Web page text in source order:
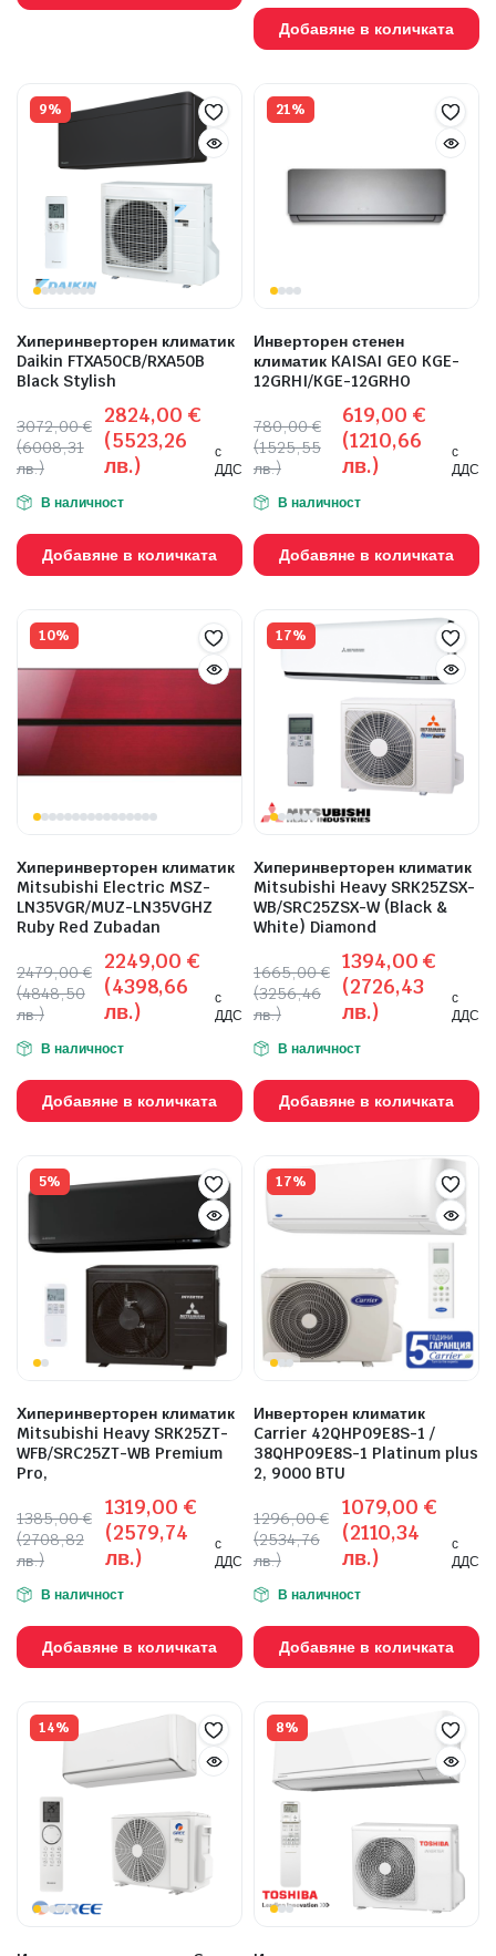
Добавяне в количката
9%
Хиперинверторен климатик
Daikin FTXA50CB/RXA50B
Black Stylish
3072,00€
(6008,31
лв.)
2824,00 €
(5523,26
лв.)
с
ДДС
В наличност
Добавяне в количката
21%
Инверторен стенен
климатик KAISAI GEO KGE-
12GRHI/KGE-12GRHO
780,00€
(1525,55
лв.)
619,00 €
(1210,66
лв.)
с
ДДС
В наличност
Добавяне в количката
10%
Хиперинверторен климатик
Mitsubishi Electric MSZ-
LN35VGR/MUZ-LN35VGHZ
Ruby Red Zubadan
2479,00€
(4848,50
лв.)
2249,00€
(4398,66
лв.)
с
ДДС
В наличност
Добавяне в количката
17%
Хиперинверторен климатик
Mitsubishi Heavy SRK25ZSX-
WB/SRC25ZSX-W (Black &
White) Diamond
1665,00€
(3256,46
лв.)
1394,00€
(2726,43
лв.)
с
ДДС
В наличност
Добавяне в количката
5%
Хиперинверторен климатик
Mitsubishi Heavy SRK25ZT-
WFB/SRC25ZT-WB Premium
Pro,
1385,00€
(2708,82
лв.)
1319,00 €
(2579,74
лв.)
с
ДДС
В наличност
Добавяне в количката
17%
Инверторен климатик
Carrier 42QHP09E8S-1 /
38QHP09E8S-1 Platinum plus
2, 9000 BTU
1296,00€
(2534,76
лв.)
1079,00€
(2110,34
лв.)
с
ДДС
В наличност
Добавяне в количката
14% 8%